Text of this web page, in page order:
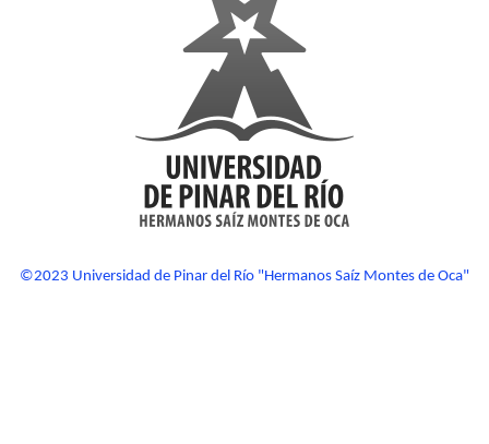
©2023 Universidad de Pinar del Río "Hermanos Saíz Montes de Oca"